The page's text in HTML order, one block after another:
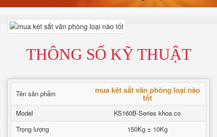
THÔNG SỐ KỸ THUẬT
Tên sản phẩm mua két sắt văn phòng loại nào
tốt
Model
KS160B-Series khoa co
Trọng lượng
150Kg ± 10Kg